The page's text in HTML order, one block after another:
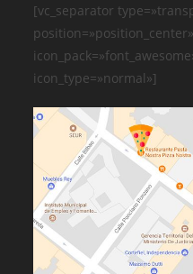
[vc_separator
icon_type=»normal»]